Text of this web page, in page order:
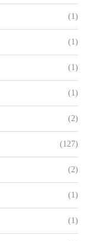
(1)
(1)
(1)
(1)
(2)
(127)
(2)
(1)
(1)